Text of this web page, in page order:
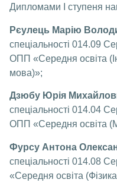
Дипломами І ступеня
Рєулець Марію
спеціальності 014.09
ОПП «Середня освіта
мова)»;
Дзюбу Юрія
спеціальності 014.04
ОПП «Середня освіта
Фурсу Антона
спеціальності 014.08
«Середня освіта